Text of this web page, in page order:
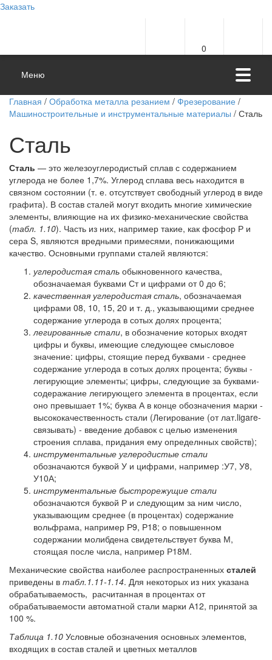
Заказать
0
Меню
Главная / Обработка металла резанием / Фрезерование /
Машиностроительные и инструментальные материалы / Сталь
Сталь
Сталь — это железоуглеродистый сплав с содержанием
углерода не более 1,7%. Углерод сплава весь находится в
связном состоянии (т. е. отсутствует свободный углерод в виде
графита). В состав сталей могут входить многие химические
элементы, влияющие на их физико-механические свойства
(табл. 1.10). Часть из них, например такие, как фосфор Р и
сера S, являются вредными примесями, понижающими
качество. Основными группами сталей являются:
углеродистая сталь обыкновенного качества,
обозначаемая буквами Ст и цифрами от 0 до 6;
качественная углеродистая сталь, обозначаемая
цифрами 08, 10, 15, 20 и т. д., указывающими среднее
содержание углерода в сотых долях процента;
легированные стали, в обозначение которых входят
цифры и буквы, имеющие следующее смысловое
значение: цифры, стоящие перед буквами - среднее
содержание углерода в сотых долях процента; буквы -
легирующие элементы; цифры, следующие за буквами-
содеражание легирующего элемента в процентах, если
оно превышает 1%; буква А в конце обозначения марки -
высококачественность стали (Легирование (от лат.ligare-
связывать) - введение добавок с целью изменения
строения сплава, придания ему определнных свойств);
инструментальные углеродистые стали
обозначаются буквой У и цифрами, например :У7, У8,
У10А;
инструментальные быстрорежущие стали
обозначаются буквой Р и следующим за ним число,
указывающим среднее (в процентах) содержание
вольфрама, например Р9, Р18; о повышенном
содержании молибдена свидетельствует буква М,
стоящая после числа, например Р18М.
Механические свойства наиболее распространенных сталей
приведены в табл.1.11-1.14. Для некоторых из них указана
обрабатываемость, расчитанная в процентах от
обрабатываемости автоматной стали марки А12, принятой за
100 %.
Таблица 1.10 Условные обозначения основных элементов,
входящих в состав сталей и цветных металлов